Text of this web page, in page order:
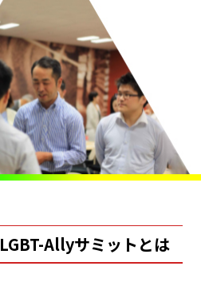
LGBT-Allyサミットとは